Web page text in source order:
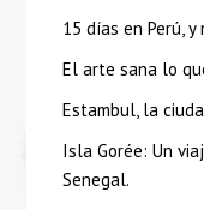
15 días en Perú,
El arte sana lo
Estambul, la
Isla Gorée: Un
Senegal.